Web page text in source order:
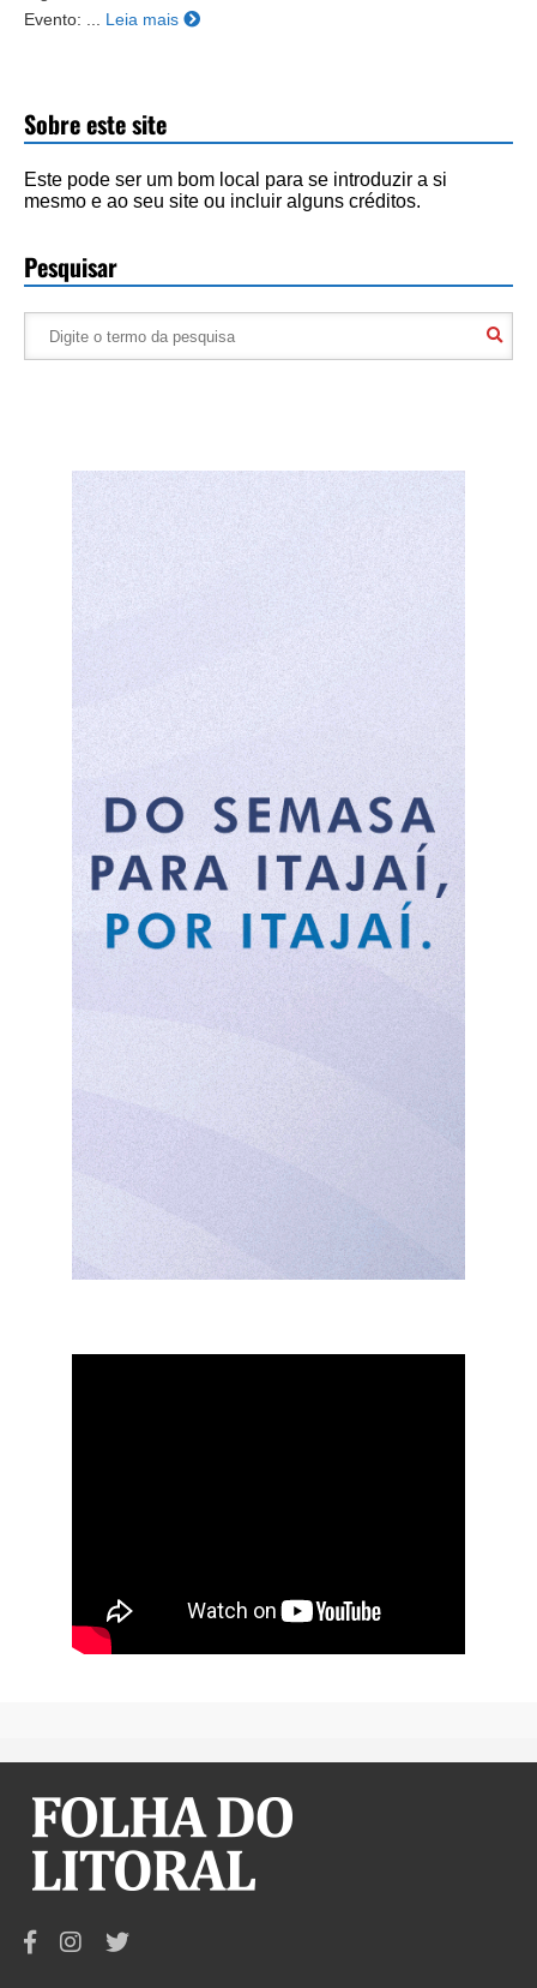
Evento: ... Leia mais
Sobre este site
Este pode ser um bom local para se introduzir a si
mesmo e ao seu site ou incluir alguns créditos.
Pesquisar